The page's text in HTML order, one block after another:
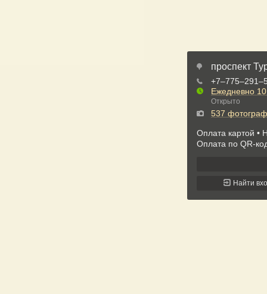
проспект
Ежедневно
Открыто
537
Оплата картой
Оплата по QR-
Найти